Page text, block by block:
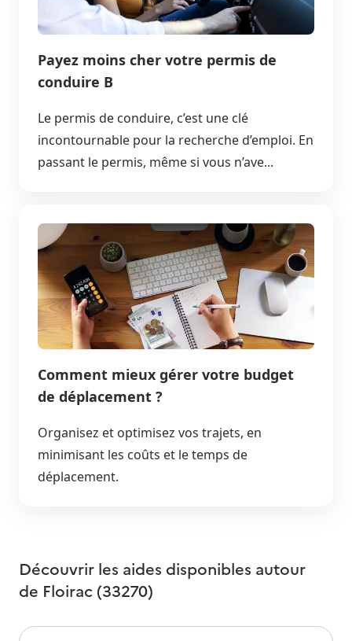
Payez moins cher votre permis de
conduire B
Le permis de conduire, c’est une clé
incontournable pour la recherche d’emploi. En
passant le permis, même si vous n’ave...
Comment mieux gérer votre budget
de déplacement ?
Organisez et optimisez vos trajets, en
minimisant les coûts et le temps de
déplacement.
Découvrir les aides disponibles autour
de Floirac (33270)